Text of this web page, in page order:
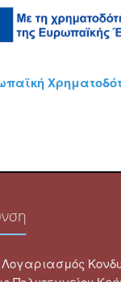
Λογαριασμός